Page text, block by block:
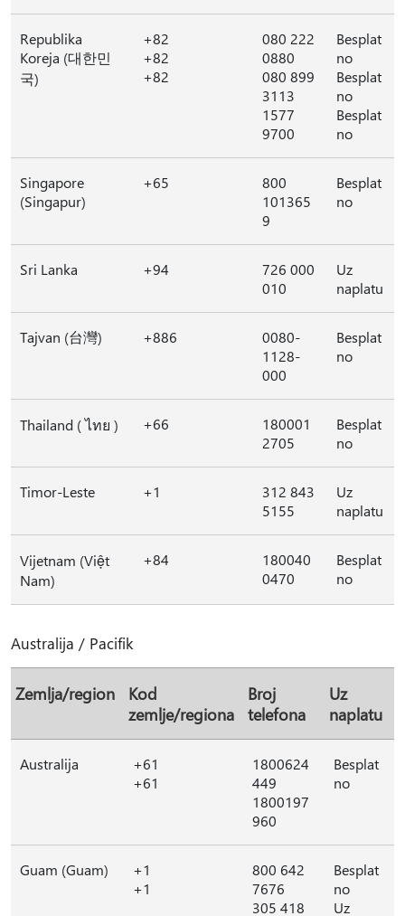
Republika
Koreja (대한민
국)
+82
+82
+82
080 222
0880
080 899
3113
1577
9700
Besplat
no
Besplat
no
Besplat
no
Singapore
(Singapur)
+65
800
101365
9
Besplat
no
Sri Lanka +94
726 000
010
Uz
naplatu
Tajvan (台灣) +886
0080-
1128-
000
Besplat
no
Thailand ( ไทย ) +66
180001
2705
Besplat
no
Timor-Leste +1
312 843
5155
Uz
naplatu
Vijetnam (Việt
Nam)
+84
180040
0470
Besplat
no
Australija / Pacifik
Zemlja/region
Kod
zemlje/regiona
Broj
telefona
Uz
naplatu
Australija
+61
+61
1800624
449
1800197
960
Besplat
no
Guam (Guam)
+1
+1
800 642
7676
305 418
Besplat
no
Uz